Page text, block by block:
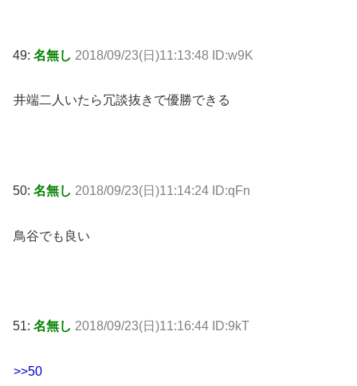
49: 名無し 2018/09/23(日)11:13:48 ID:w9K
井端二人いたら冗談抜きで優勝できる
50: 名無し 2018/09/23(日)11:14:24 ID:qFn
鳥谷でも良い
51: 名無し 2018/09/23(日)11:16:44 ID:9kT
>>50